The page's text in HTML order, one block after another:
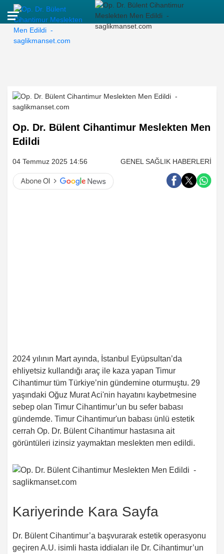
Op. Dr. Bülent Cihantimur Meslekten Men
Edildi
04 Temmuz 2025 14:56 GENEL SAĞLIK HABERLERİ
2024 yılının Mart ayında, İstanbul Eyüpsultan’da
ehliyetsiz kullandığı araç ile kaza yapan Timur
Cihantimur tüm Türkiye’nin gündemine oturmuştu. 29
yaşındaki Oğuz Murat Aci'nin hayatını kaybetmesine
sebep olan Timur Cihantimur’un bu sefer babası
gündemde. Timur Cihantimur'un babası ünlü estetik
cerrah Op. Dr. Bülent Cihantimur hastasına ait
görüntüleri izinsiz yaymaktan meslekten men edildi.
Kariyerinde Kara Sayfa
Dr. Bülent Cihantimur’a başvurarak estetik operasyonu
geçiren A.U. isimli hasta iddiaları ile Dr. Cihantimur’un